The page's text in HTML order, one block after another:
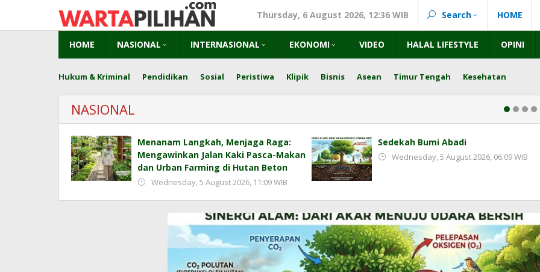
content
Thursday, 6 August 2026, 12:36 WIB Search HOME
HOME NASIONAL INTERNASIONAL EKONOMI VIDEO HALAL LIFESTYLE OPINI
Hukum & Kriminal Pendidikan Sosial Peristiwa Klipik Bisnis Asean Timur Tengah Kesehatan
NASIONAL
Menanam Langkah, Menjaga Raga:
Mengawinkan Jalan Kaki Pasca-Makan
dan Urban Farming di Hutan Beton
Wednesday, 5 August 2026, 11:09 WIB
Sedekah Bumi Abadi
Wednesday, 5 August 2026, 06:09 WIB